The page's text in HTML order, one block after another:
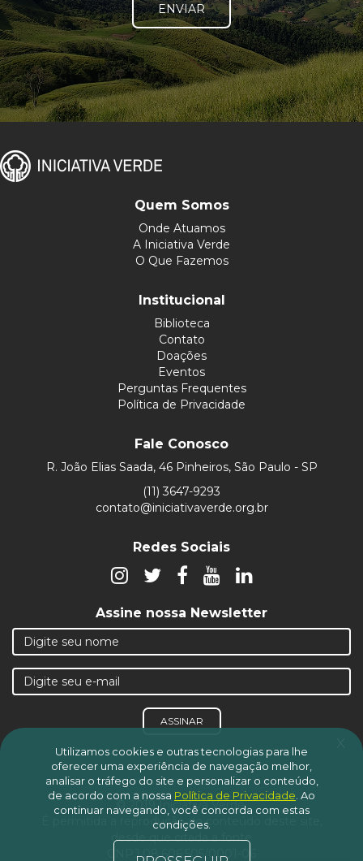
ENVIAR
Quem Somos
Onde Atuamos
A Iniciativa Verde
O Que Fazemos
Institucional
Biblioteca
Contato
Doações
Eventos
Perguntas Frequentes
Política de Privacidade
Fale Conosco
R. João Elias Saada, 46 Pinheiros, São Paulo - SP
(11) 3647-9293
contato@iniciativaverde.org.br
Redes Sociais
Assine nossa Newsletter
ASSINAR
© 2019 Iniciativa Verde.
É permitida a reprodução do conteúdo deste site,
desde que citada a fonte
CNPJ 08.606.505/0001-06
x
Utilizamos cookies e outras tecnologias para lhe
oferecer uma experiência de navegação melhor,
analisar o tráfego do site e personalizar o conteúdo,
de acordo com a nossa Política de Privacidade Ao
continuar navegando, você concorda com estas
condições.